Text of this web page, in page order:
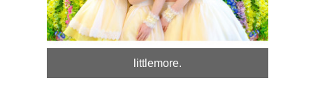
littlemore.